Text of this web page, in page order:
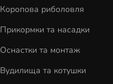
Коропова риболовля
Прикормки та насадки
Оснастки та монтаж
Вудилища та котушки